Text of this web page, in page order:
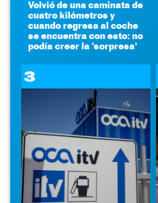
Volvió de una caminata de
cuatro kilómetros y
cuando regresa al coche
se encuentra con esto: no
podía creer la 'sorpresa'
3